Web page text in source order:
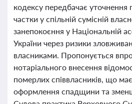
кодексу передбачає уточнення
частки у спільній сумісній
занепокоєння у Національній
України через ризики
власниками. Пропонується
нотаріального внесення
померлих співвласників, що
оформлення спадщини та